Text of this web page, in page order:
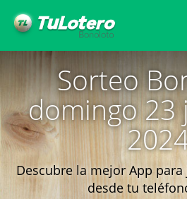
Sorteo
domingo 23
Descubre la mejor App
desde tu